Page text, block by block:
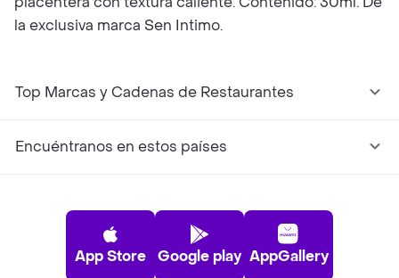
la exclusiva marca Sen Intimo.
Top Marcas y Cadenas de Restaurantes
Encuéntranos en estos países
App Store Google play AppGallery